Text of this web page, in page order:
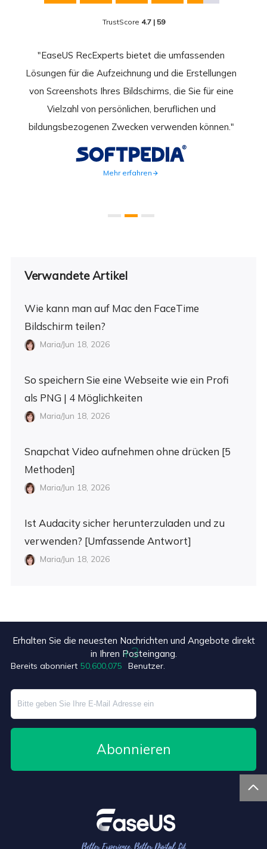
TrustScore 4.7 | 59
"EaseUS RecExperts bietet die umfassenden
Lösungen für die Aufzeichnung und die Erstellungen
von Screenshots Ihres Bildschirms, die Sie für eine
Vielzahl von persönlichen, beruflichen und
bildungsbezogenen Zwecken verwenden können."
Mehr erfahren
Verwandete Artikel
Wie kann man auf Mac den FaceTime
Bildschirm teilen?
Maria/Jun 18, 2026
So speichern Sie eine Webseite wie ein Profi
als PNG | 4 Möglichkeiten
Maria/Jun 18, 2026
Snapchat Video aufnehmen ohne drücken [5
Methoden]
Maria/Jun 18, 2026
Ist Audacity sicher herunterzuladen und zu
verwenden? [Umfassende Antwort]
Maria/Jun 18, 2026
Erhalten Sie die neuesten Nachrichten und Angebote direkt
in Ihren Posteingang.
Bereits abonniert 50,600,078 Benutzer.
Abonnieren

+7